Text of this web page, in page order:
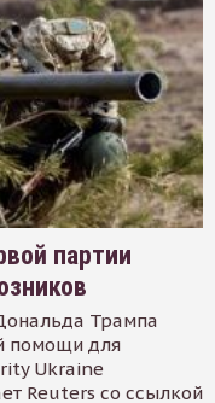
партии
Трампа
помощи для
Ukraine
Reuters со ссылкой